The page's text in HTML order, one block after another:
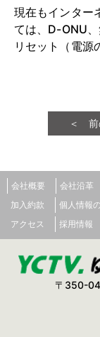
現在もインター
ては、D-ONU
リセット（電源
＜ 前
会社概要 会社沿革
加入約款
個人情報
アクセス
採用情報
〒350-